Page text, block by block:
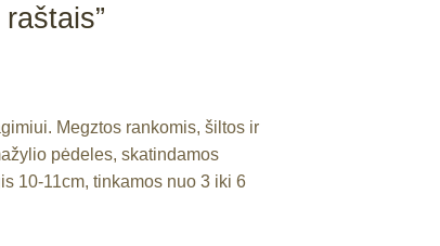
Megztos rankomis, šiltos ir
pėdeles, skatindamos
10-11cm, tinkamos nuo 3 iki 6